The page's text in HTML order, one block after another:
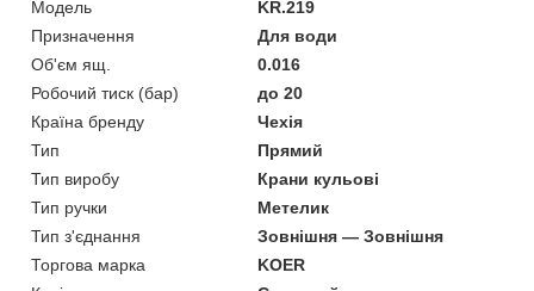
Мoдель
KR.219
Призначення
Для води
Об'єм ящ.
0.016
Робочий тиск (бар)
до 20
Країна бренду
Чехія
Тип
Прямий
Тип виробу
Крани кульові
Тип ручки
Метелик
Тип з'єднання
Зовнішня — Зовнішня
Торгова марка
KOER